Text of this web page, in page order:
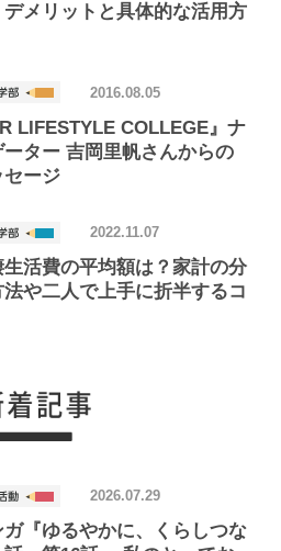
デメリットと具体的な活用方
LIFESTYLE COLLEGE』ナ
ーター 吉岡里帆さんからの
セージ
2016.08.05
生活費の平均額は？家計の分
法や二人で上手に折半するコ
2022.11.07
ガ『ゆるやかに、くらしつな
2026.07.29